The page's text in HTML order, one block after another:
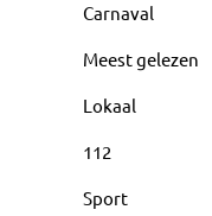
Carnaval
Meest gelezen
Lokaal
112
Sport